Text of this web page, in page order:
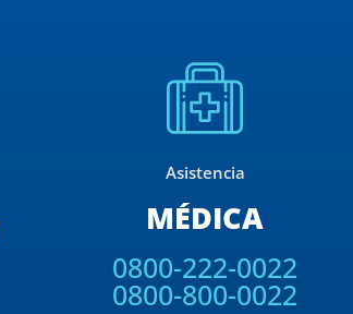
Asistencia
MÉDICA
0800-222-0022
0800-800-0022